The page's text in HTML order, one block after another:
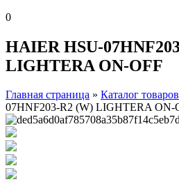
0
HAIER HSU-
LIGHTERA ON-OFF
Главная страница » Каталог товаров
07HNF203-R2 (W) LIGHTERA ON-